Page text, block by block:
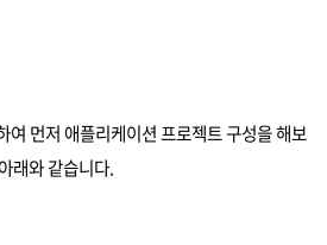
먼저 애플리케이션 프로젝트 구성을 해보
래와 같습니다.